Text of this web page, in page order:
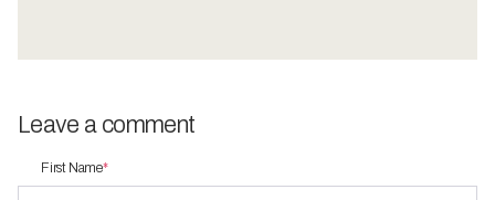
Leave a comment
First Name*